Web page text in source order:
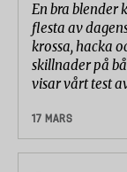
En bra blender
flesta av
krossa, hacka
skillnader på
visar vårt test
17 MARS